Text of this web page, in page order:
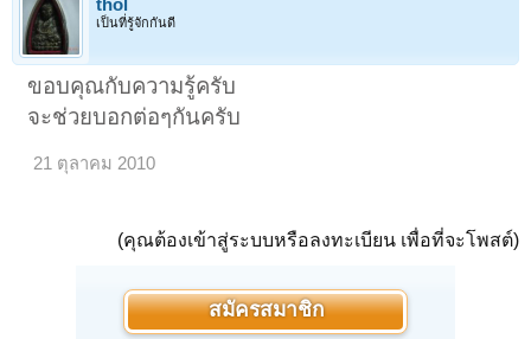
thol
เป็นที่รู้จักกันดี
ขอบคุณกับความรู้ครับ
จะช่วยบอกต่อๆกันครับ
21 ตุลาคม 2010
(คุณต้องเข้าสู่ระบบหรือลงทะเบียน เพื่อที่จะโพสต์)
สมัครสมาชิก